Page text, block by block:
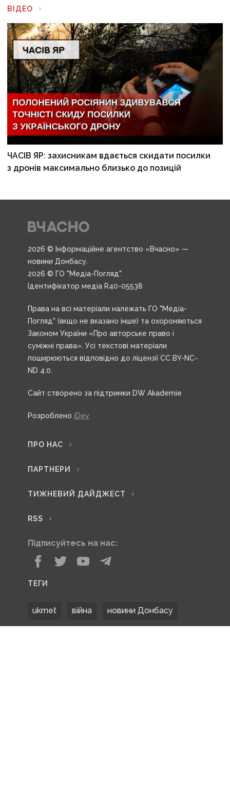
ВІДЕО
ЧАСІВ ЯР: захисникам вдається скидати посилки
з дронів максимально близько до позицій
2026 © Інформаційне агентство «Вчасно» —
новини Донбасу.
2026 © ГО "Медіа-Погляд".
Ідентифікатор медіа R40-05538
Права на всі матеріали належать ГО "Медіа-
Погляд" (якщо не вказано інше) та охороняються
Законом України «Про авторське право і
суміжні права». Усі текстові матеріали
поширюються відповідно до ліцензії CC BY-NC-
ND 4.0.
Сайт створено за підтримки DW Akademie
Розроблено iDev
ПРО НАС
ПАРТНЕРИ
ТИЖНЕВИЙ ДАЙДЖЕСТ
RSS
Підписуйтесь на нас:
ТЕГИ
ukrnet війна новини Донбасу